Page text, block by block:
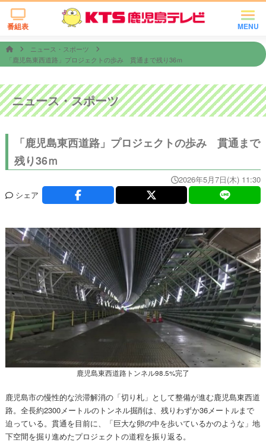
MENU
番組表
ニュース・スポーツ
「鹿児島東西道路」プロジェクトの歩み 貫通まで残り36ｍ
ニュース・スポーツ
「鹿児島東西道路」プロジェクトの歩み 貫通まで
残り36ｍ
2026年5月7日(木) 11:30
シェア
鹿児島東西道路トンネル98.5%完了
鹿児島市の慢性的な渋滞解消の「切り札」として整備が進む鹿児島東西道
路。全長約2300メートルのトンネル掘削は、残りわずか36メートルまで
迫っている。貫通を目前に、「巨大な卵の中を歩いているかのような」地
下空間を掘り進めたプロジェクトの道程を振り返る。